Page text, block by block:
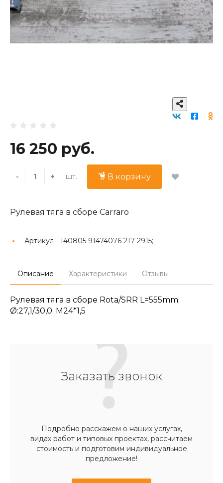
16 250 руб.
- + шт. В корзину
Рулевая тяга в сборе Carraro
Артикул - 140805 91474076 217-2915;
Описание Характеристики Отзывы
Рулевая тяга в сборе Rota/SRR L=555mm.
Ø:27,1/30,0. M24*1,5
Заказать звонок
Подробно расскажем о наших услугах,
видах работ и типовых проектах, рассчитаем
стоимость и подготовим индивидуальное
предложение!